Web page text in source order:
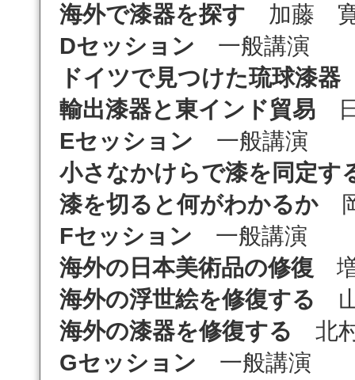
海外で漆器を探す 加藤
Dセッション 一般講演
ドイツで見つけた琉球漆器
輸出漆器と東インド貿易
Eセッション 一般講演
小さなかけらで漆を同定す
漆を切ると何がわかるか
Fセッション 一般講演
海外の日本美術品の修復
海外の浮世絵を修復する
海外の漆器を修復する 北
Gセッション 一般講演